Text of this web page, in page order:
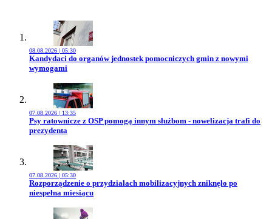
08.08.2026 | 05:30
Przejdź do artykułu:
Kandydaci do organów jednostek pomocniczych gmin z nowymi
wymogami
07.08.2026 | 13:35
Przejdź do artykułu:
Psy ratownicze z OSP pomogą innym służbom - nowelizacja trafi do
prezydenta
07.08.2026 | 05:30
Przejdź do artykułu:
Rozporządzenie o przydziałach mobilizacyjnych zniknęło po
niespełna miesiącu